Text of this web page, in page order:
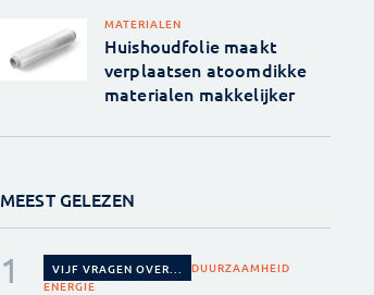
MATERIALEN
Huishoudfolie maakt
verplaatsen atoomdikke
materialen makkelijker
MEEST GELEZEN
VIJF VRAGEN OVER...
DUURZAAMHEID
ENERGIE